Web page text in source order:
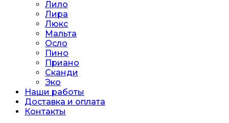
Лило
Лира
Люкс
Мальта
Осло
Пино
Приано
Сканди
Эко
Наши работы
Доставка и оплата
Контакты